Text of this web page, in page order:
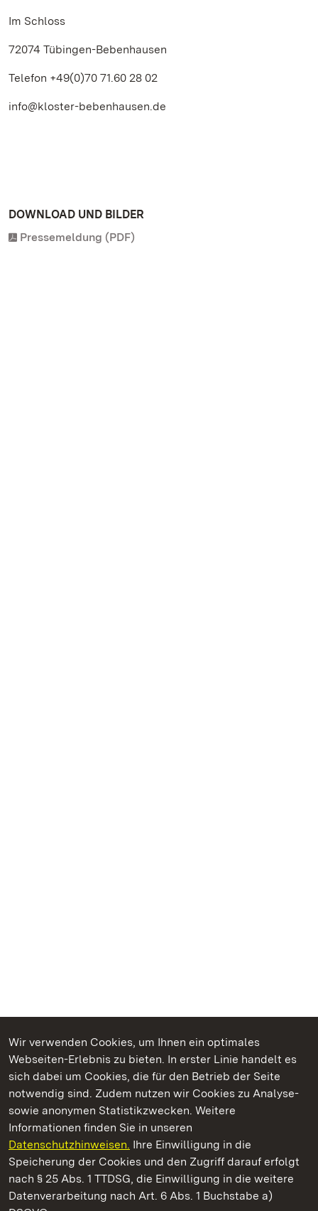
Wir verwenden Cookies, um Ihnen ein optimales
Webseiten-Erlebnis zu bieten. In erster Linie handelt es
sich dabei um Cookies, die für den Betrieb der Seite
notwendig sind. Zudem nutzen wir Cookies zu Analyse-
sowie anonymen Statistikzwecken. Weitere
Informationen finden Sie in unseren
Datenschutzhinweisen. Ihre Einwilligung in die
Speicherung der Cookies und den Zugriff darauf erfolgt
nach § 25 Abs. 1 TTDSG, die Einwilligung in die weitere
Datenverarbeitung nach Art. 6 Abs. 1 Buchstabe a)
Im Schloss
72074 Tübingen-Bebenhausen
Telefon +49(0)70 71.60 28 02
info@kloster-bebenhausen.de
DOWNLOAD UND BILDER
Pressemeldung (PDF)
Kommen. Staunen. Genießen.
Kloster und Schloss Bebenhausen
Staatliche Schlösser und Gärten Baden-Württemberg